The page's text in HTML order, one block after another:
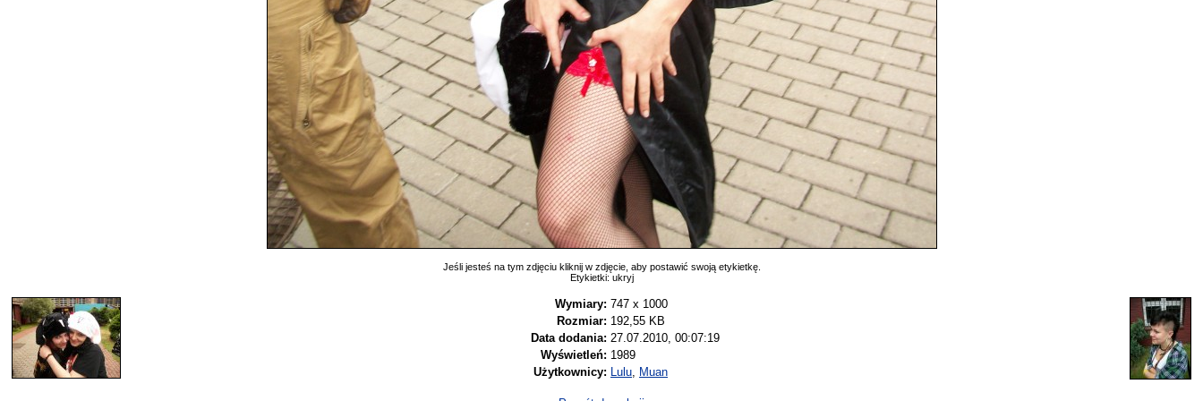
Jeśli jesteś na tym zdjęciu kliknij w zdjęcie, aby postawić swoją etykietkę.
Etykietki: ukryj
Wymiary: 747 x 1000
Rozmiar: 192,55 KB
Data dodania: 27.07.2010, 00:07:19
Wyświetleń: 1989
Użytkownicy:
Lulu Muan